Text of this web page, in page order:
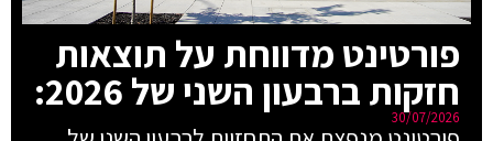
פורטינט מדווחת על תוצאות
חזקות ברבעון השני של 2026:
30/07/2026